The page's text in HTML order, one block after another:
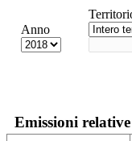
Anno
Emissioni